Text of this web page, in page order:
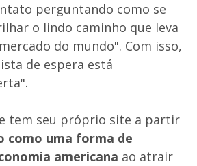
perguntando como se
o lindo caminho que leva
do mundo". Com isso,
de espera está
tem seu próprio site a partir
como uma forma de
americana ao atrair